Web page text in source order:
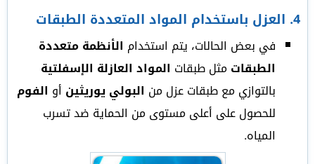
4. العزل باستخدام المواد المتعددة الطبقات
في بعض الحالات، يتم استخدام الأنظمة متعددة
الطبقاتمثل طبقات المواد العازلة الإسفلتية
بالتوازي مع طبقات عزل من البولي يوريثين أو الفوم
للحصول على أعلى مستوى من الحماية ضد تسرب
المياه.